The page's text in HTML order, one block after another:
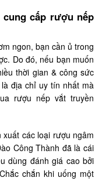
cấp rượu nếp
ngon, bạn cần ủ trong
Do đó, nếu bạn muốn
thời gian & công sức
địa chỉ uy tín nhất mà
rượu nếp vắt truyền
các loại rượu ngâm
Công Thành đã là cái
dùng đánh giá cao bởi
chắn khi uống một